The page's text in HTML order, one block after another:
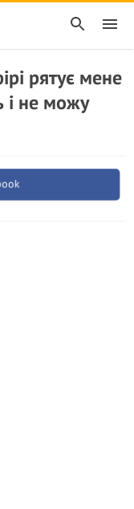
рятує мене
і не можу